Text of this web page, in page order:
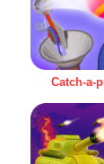
Catch-a-